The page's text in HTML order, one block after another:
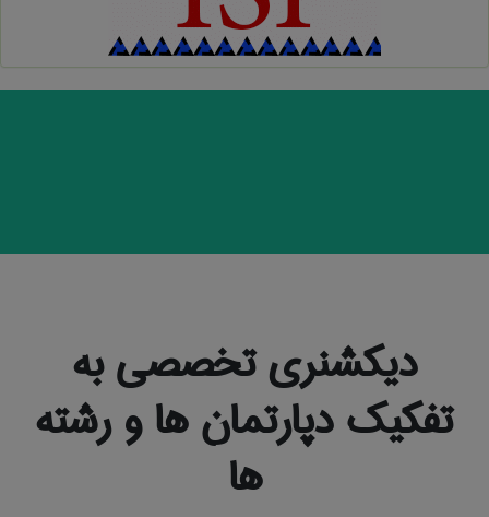
دیکشنری تخصصی به
تفکیک دپارتمان ها و رشته
ها